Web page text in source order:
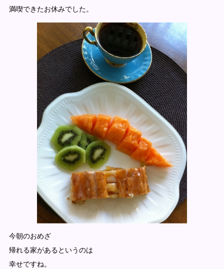
満喫できたお休みでした。
今朝のおめざ
帰れる家があるというのは
幸せですね。